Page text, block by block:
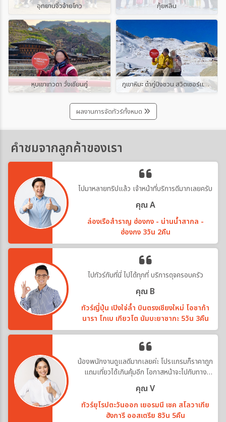
อุทยานจิ่วจ้ายโกว กุ้ยหลิน
หุบเขาเทวดา วั่งเซียนกู่ ภูเขาหิมะ ต๋ากู่ปิงชวน สวิตเซอร์แลนด์แดนมังกร
ผลงานการจัดทัวร์ทั้งหมด
คำชมจากลูกค้าของเรา
ไปมาหลายทริปแล้ว เจ้าหน้าที่บริการดีมากเลยครับ
คุณ A
ล่องเรือสำราญ ฮ่องกง - น่านน้ำสากล -
ฮ่องกง 3วัน 2คืน
ไปทัวร์กับที่นี่ ไปได้ทุกที่ บริการดุจครอบครัว
คุณ B
ทัวร์ญี่ปุ่น เปิงใจ่ล้ำ บินตรงเชียงใหม่ โอซาก้า
นารา โกเบ เกียวโต นัมบะยาซากะ 5วัน 3คืน
น้องพนักงานดูแลดีมากเลยค่ะ โปรแกรมก็ราคาถูก
แถมเที่ยวได้เกินคุ้มอีก โอกาสหน้าจะไปกับทาง
บริษัทอีกค่ะ
คุณ V
ทัวร์ยุโรปตะวันออก เยอรมนี เชค สโลวาเกีย
ฮังการี ออสเตรีย 8วัน 5คืน